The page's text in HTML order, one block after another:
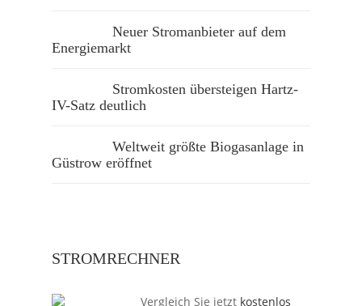
Neuer Stromanbieter auf dem
Energiemarkt
Stromkosten übersteigen Hartz-
IV-Satz deutlich
Weltweit größte Biogasanlage in
Güstrow eröffnet
STROMRECHNER
Vergleich Sie jetzt kostenlos